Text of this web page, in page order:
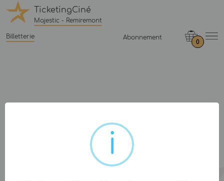
TicketingCiné
Majestic - Remiremont
Billetterie Abonnement
0